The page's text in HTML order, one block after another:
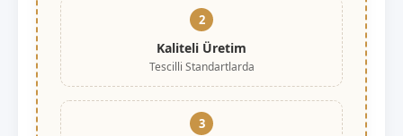
2
Kaliteli Üretim
Tescilli Standartlarda
3